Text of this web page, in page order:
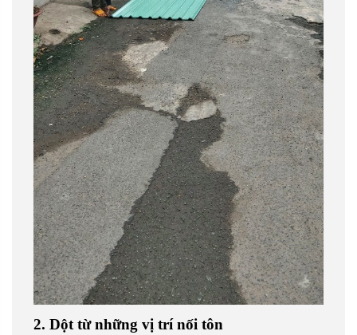
2. Dột từ những vị trí nối tôn